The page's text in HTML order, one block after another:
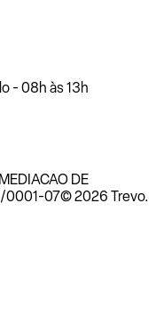
- 08h às 13h
DE
0001-07© 2026 Trevo.